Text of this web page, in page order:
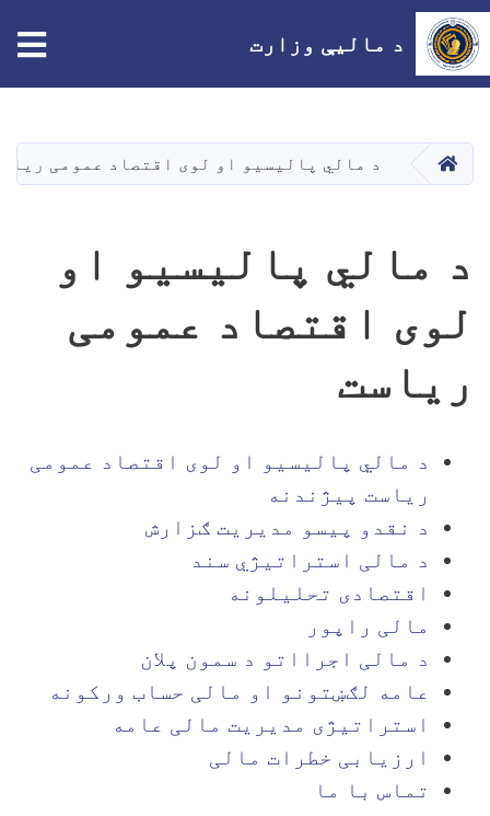
دانګل
د مالیې وزارت
HOME د مالي پالیسیو او لوی اقتصاد عمومی
د مالي پالیسیو او
لوی اقتصاد عمومی
ریاست
د مالي پالیسیو او لوی اقتصاد عمومی
ریاست پیژندنه
د نقدو پیسو مدیریت ګزارش
د مالی استراتیژي سند
اقتصادی تحلیلونه
مالی راپور
د مالی اجرااتو د سمون پلان
عامه لګښتونو او مالی حساب ورکونه
استراتیژی مدیریت مالی عامه
ارزیابی خطرات مالی
تماس با ما